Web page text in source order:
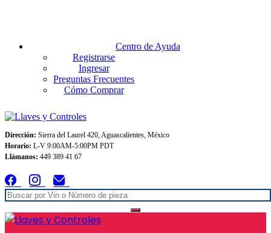
Centro de Ayuda
Registrarse
Ingresar
Preguntas Frecuentes
Cómo Comprar
Dirección: Sierra del Laurel 420, Aguascalientes, México
Horario: L-V 9:00AM-5:00PM PDT
Llámanos: 449 389 41 67